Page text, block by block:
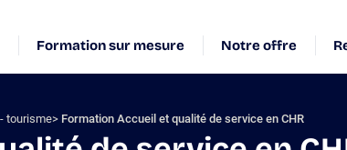
Formation sur mesure Notre offre
tourisme Formation Accueil et qualité de service en CHR